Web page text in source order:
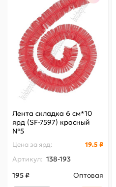
Лента складка 6 см*10
ярд (SF-7597) красный
№5
Цена за ярд: 19.5 ₽
Артикул: 138-193
195 ₽
Оптовая